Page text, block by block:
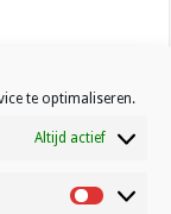
te optimaliseren.
Altijd actief
Statistisch